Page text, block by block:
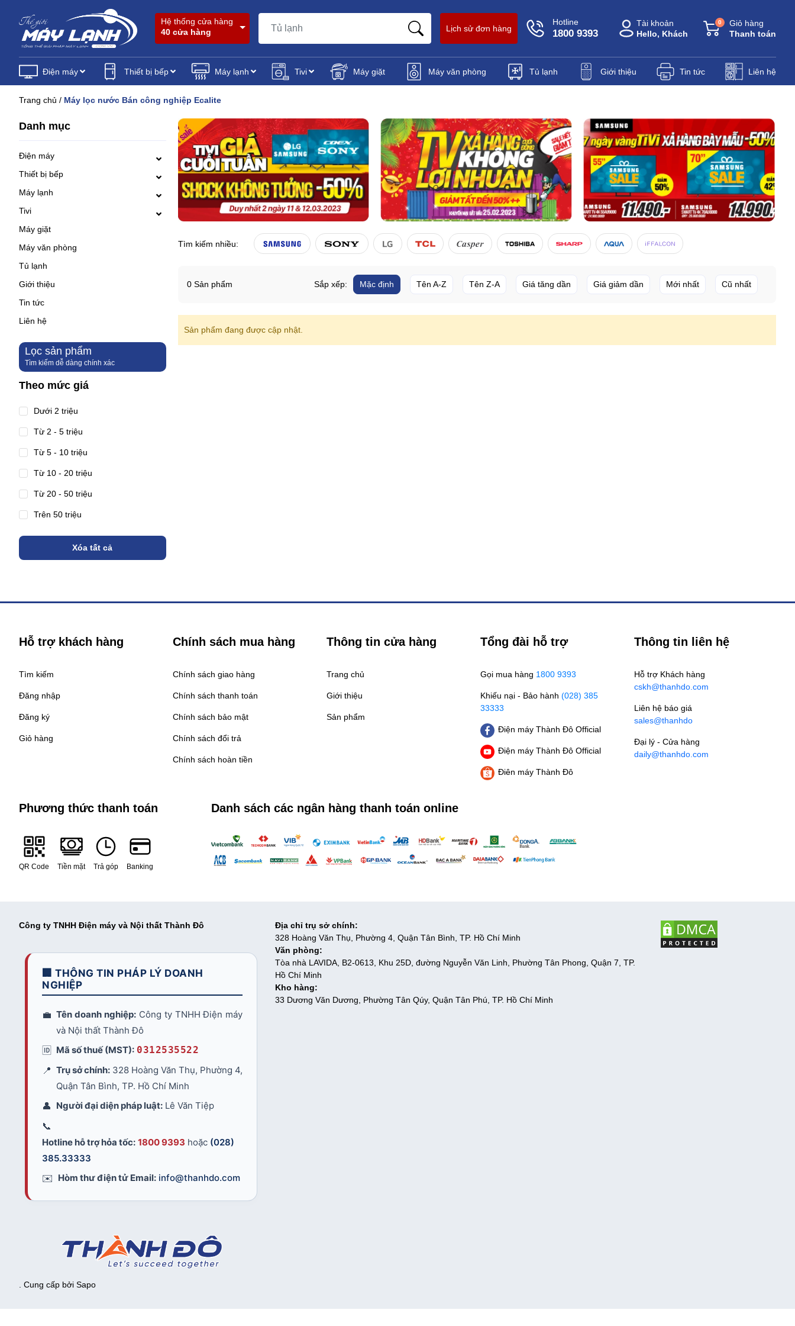
Hệ thống cửa hàng
40 cửa hàng
Lịch sử đơn hàng
Hotline
1800 9393
Tài khoản
Hello, Khách
Giỏ hàng
Thanh toán
0
Điện máy Thiết bị bếp Máy lạnh Tivi Máy giặt Máy văn phòng Tủ lạnh Giới thiệu Tin tức Liên hệ
Trang chủ / Máy lọc nước Bán công nghiệp Ecalite
Danh mục
Điện máy
Thiết bị bếp
Máy lạnh
Tivi
Máy giặt
Máy văn phòng
Tủ lạnh
Giới thiệu
Tin tức
Liên hệ
Lọc sản phẩm
Tìm kiếm dễ dàng chính xác
Theo mức giá
Dưới 2 triệu
Từ 2 - 5 triệu
Từ 5 - 10 triệu
Từ 10 - 20 triệu
Từ 20 - 50 triệu
Trên 50 triệu
Xóa tất cả
Tìm kiếm nhiều:
0 Sản phẩm Sắp xếp: Mặc định Tên A-Z Tên Z-A Giá tăng dần Giá giảm dần Mới nhất Cũ nhất
Sản phẩm đang được cập nhật.
Hỗ trợ khách hàng
Tìm kiếm
Đăng nhập
Đăng ký
Giỏ hàng
Chính sách mua hàng
Chính sách giao hàng
Chính sách thanh toán
Chính sách bảo mật
Chính sách đổi trả
Chính sách hoàn tiền
Thông tin cửa hàng
Trang chủ
Giới thiệu
Sản phẩm
Tổng đài hỗ trợ
Gọi mua hàng 1800 9393
Khiếu nại - Bảo hành (028) 385
33333
Điện máy Thành Đô Official
Điện máy Thành Đô Official
Điên máy Thành Đô
Thông tin liên hệ
Hỗ trợ Khách hàng
cskh@thanhdo.com
Liên hệ báo giá
sales@thanhdo
Đại lý - Cửa hàng
daily@thanhdo.com
Phương thức thanh toán
QR Code Tiền mặt Trả góp Banking
Danh sách các ngân hàng thanh toán online
Công ty TNHH Điện máy và Nội thất Thành Đô
🏢 THÔNG TIN PHÁP LÝ DOANH
NGHIỆP
💼 Tên doanh nghiệp:Công ty TNHH Điện máy
và Nội thất Thành Đô
🆔 Mã số thuế (MST): 0312535522
📍 Trụ sở chính: 328 Hoàng Văn Thụ, Phường 4,
Quận Tân Bình, TP. Hồ Chí Minh
👤 Người đại diện pháp luật: Lê Văn Tiệp
📞
Hotline hỗ trợ hỏa tốc: 1800 9393 hoặc (028)
385.33333
✉️ Hòm thư điện tử Email: info@thanhdo.com
. Cung cấp bởi Sapo
Địa chỉ trụ sở chính:
328 Hoàng Văn Thụ, Phường 4, Quận Tân Bình, TP. Hồ Chí Minh
Văn phòng:
Tòa nhà LAVIDA, B2-0613, Khu 25D, đường Nguyễn Văn Linh, Phường Tân Phong, Quận 7, TP.
Hồ Chí Minh
Kho hàng:
33 Dương Văn Dương, Phường Tân Qúy, Quận Tân Phú, TP. Hồ Chí Minh